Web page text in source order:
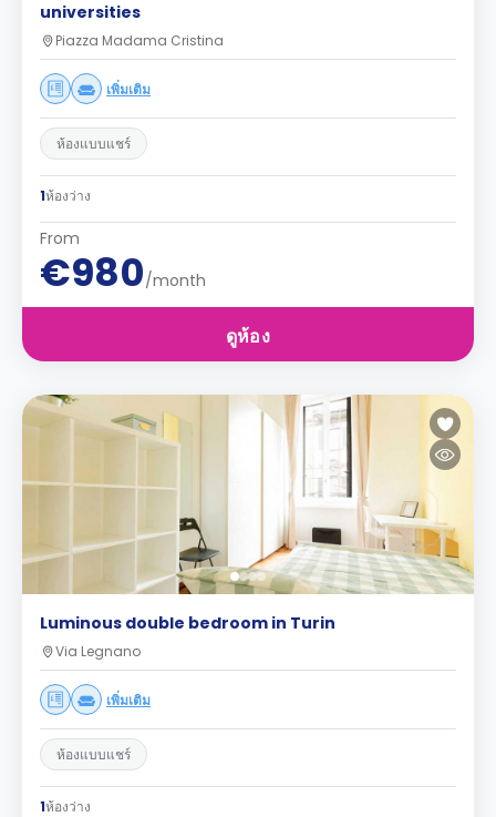
universities
Piazza Madama Cristina
เพิ่มเติม
ห้องแบบแชร์
1ห้องว่าง
From
€980/month
ดูห้อง
Luminous double bedroom in Turin
Via Legnano
เพิ่มเติม
ห้องแบบแชร์
1ห้องว่าง